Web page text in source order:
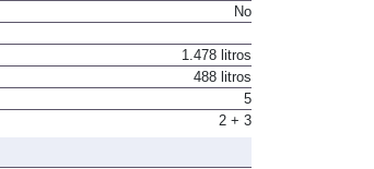
No
1.478 litros
488 litros
5
2 + 3